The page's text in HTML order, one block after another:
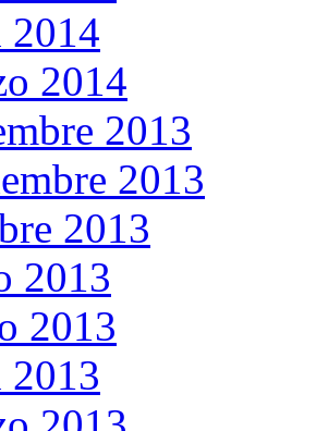
2014
2014
2013
2013
2013
2013
2013